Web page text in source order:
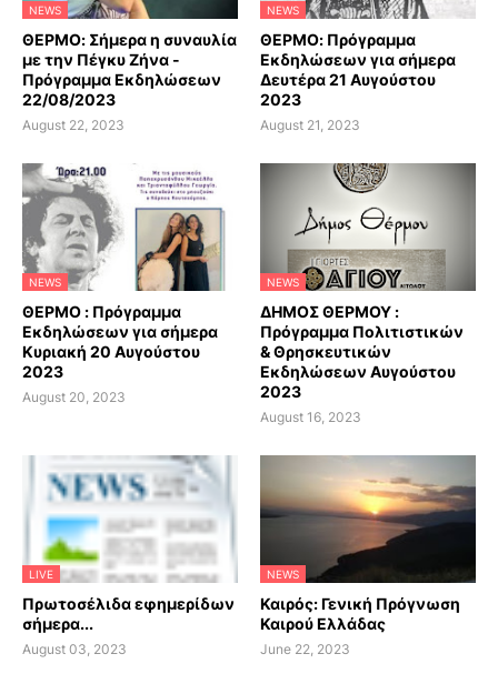
NEWS
ΘΕΡΜΟ: Σήμερα η συναυλία
με την Πέγκυ Ζήνα -
Πρόγραμμα Εκδηλώσεων
22/08/2023
August 22, 2023
NEWS
ΘΕΡΜΟ: Πρόγραμμα
Εκδηλώσεων για σήμερα
Δευτέρα 21 Αυγούστου
2023
August 21, 2023
NEWS
ΘΕΡΜΟ : Πρόγραμμα
Εκδηλώσεων για σήμερα
Κυριακή 20 Αυγούστου
2023
August 20, 2023
NEWS
ΔΗΜΟΣ ΘΕΡΜΟΥ :
Πρόγραμμα Πολιτιστικών
& Θρησκευτικών
Εκδηλώσεων Αυγούστου
2023
August 16, 2023
LIVE
Πρωτοσέλιδα εφημερίδων
σήμερα...
August 03, 2023
NEWS
Καιρός: Γενική Πρόγνωση
Καιρού Ελλάδας
June 22, 2023